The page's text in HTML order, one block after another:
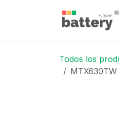
Todos los